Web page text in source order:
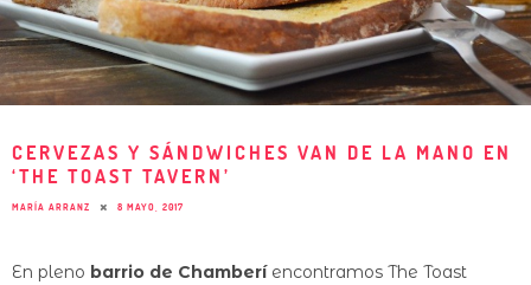
CERVEZAS Y SÁNDWICHES VAN DE LA MANO EN
‘THE TOAST TAVERN’
MARÍA ARRANZ 8 MAYO, 2017
En pleno barrio de Chamberíencontramos The Toast